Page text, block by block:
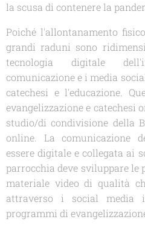
la scusa di contenere la
Poiché l'allontanamento
grandi raduni sono
tecnologia digitale
comunicazione e i media
catechesi e l'educazione.
evangelizzazione e catechesi
studio/di condivisione della
online. La comunicazione
essere digitale e collegata ai
parrocchia deve sviluppare le
materiale video di qualità
attraverso i social
programmi di